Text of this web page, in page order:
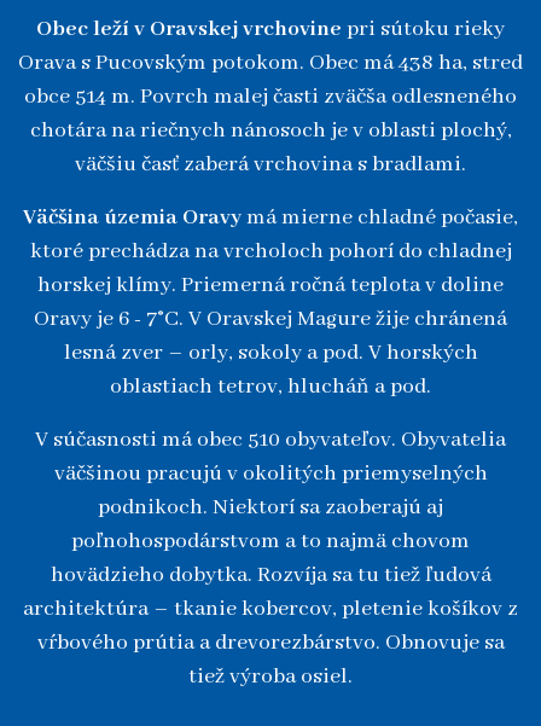
Obec leží v Oravskej vrchovine pri sútoku rieky
Orava s Pucovským potokom. Obec má 438 ha, stred
obce 514 m. Povrch malej časti zväčša odlesneného
chotára na riečnych nánosoch je v oblasti plochý,
väčšiu časť zaberá vrchovina s bradlami.
Väčšina územia Oravymá mierne chladné počasie,
ktoré prechádza na vrcholoch pohorí do chladnej
horskej klímy. Priemerná ročná teplota v doline
Oravy je 6 - 7°C. V Oravskej Magure žije chránená
lesná zver – orly, sokoly a pod. V horských
oblastiach tetrov, hlucháň a pod.
V súčasnosti má obec 510 obyvateľov. Obyvatelia
väčšinou pracujú v okolitých priemyselných
podnikoch. Niektorí sa zaoberajú aj
poľnohospodárstvom a to najmä chovom
hovädzieho dobytka. Rozvíja sa tu tiež ľudová
architektúra – tkanie kobercov, pletenie košíkov z
vŕbového prútia a drevorezbárstvo. Obnovuje sa
tiež výroba osiel.